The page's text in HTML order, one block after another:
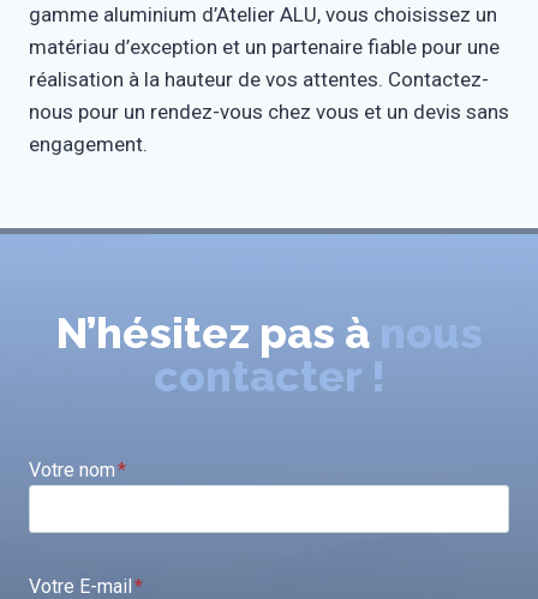
gamme aluminium d’Atelier ALU, vous choisissez un
matériau d’exception et un partenaire fiable pour une
réalisation à la hauteur de vos attentes. Contactez-
nous pour un rendez-vous chez vous et un devis sans
engagement.
N’hésitez pas à nous
contacter !
Votre nom*
Votre E-mail*